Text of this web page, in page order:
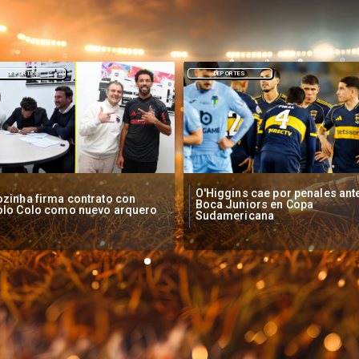
cae por penales ante
Juniors en Copa
DEPORTES
Operadores de apuestas
piden acelerar regulación en
Chile
NACIONAL